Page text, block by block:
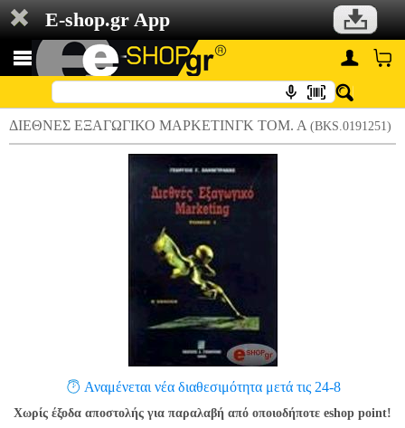
E-shop.gr App
ΔΙΕΘΝΕΣ ΕΞΑΓΩΓΙΚΟ ΜΑΡΚΕΤΙΝΓΚ ΤΟΜ. Α (BKS.0191251)
Αναμένεται νέα διαθεσιμότητα μετά τις 24-8
Χωρίς έξοδα αποστολής για παραλαβή από οποιοδήποτε eshop point!